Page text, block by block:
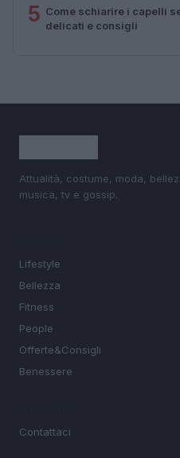
5 Come schiarire i capelli
delicati e consigli
Attualità, costume, moda,
musica, tv e gossip.
Lifestyle
Bellezza
Fitness
People
Offerte&Consigli
Benessere
Contattaci